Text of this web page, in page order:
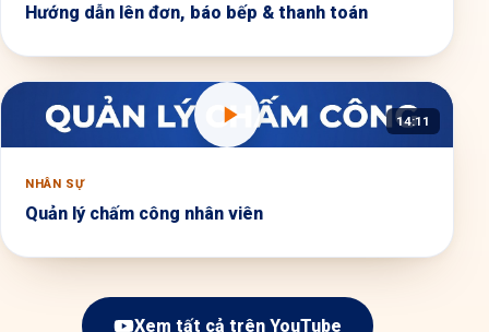
Hướng dẫn lên đơn, báo bếp & thanh toán
14:11
NHÂN SỰ
Quản lý chấm công nhân viên
Xem tất cả trên YouTube